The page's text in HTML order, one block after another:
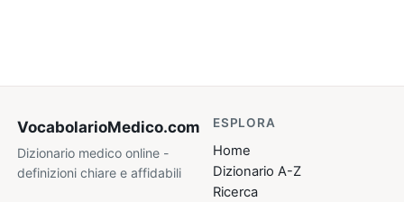
VocabolarioMedico.com
Dizionario medico online -
definizioni chiare e affidabili
ESPLORA
Home
Dizionario A-Z
Ricerca